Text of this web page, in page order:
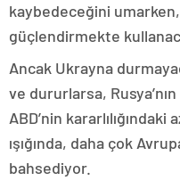
kaybedeceğini
güçlendirmekte
Ancak Ukrayna
ve dururlarsa,
ABD’nin
ışığında, daha çok
bahsediyor.